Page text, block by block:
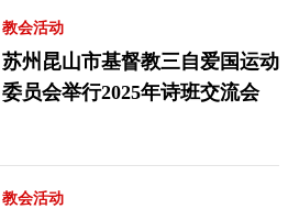
教会活动
苏州昆山市基督教三自爱国运动
委员会举行2025年诗班交流会
教会活动